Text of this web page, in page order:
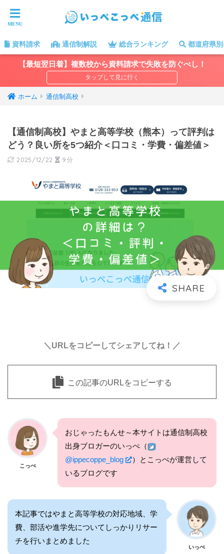
資料請求 通信制解説 総合ランキング 都道府県
【最短翌日着】複数校から資料請求で失敗を防ぐべし！
ホーム 通信制高校
【通信制高校】やまと高等学校（熊本）って評判は
どう？良い所を5つ紹介＜口コミ・学費・偏差値＞
2025/12/22 9分
＼URLをコピーしてシェアしてね！／
この記事のURLをコピーする
こっぺ
おじゃったもんせ～本サイトは通信制高校
出身ブロガーのいっぺ（
@ippecoppe_blog
）とこっぺが運営して
いるブログです
本記事ではやまと高等学校の対応地域、学
費、部活や進学先についてしっかりリサー
チを行いまとめました
いっぺ